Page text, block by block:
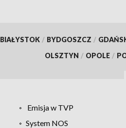
BIAŁYSTOK / BYDGOSZCZ /
OLSZTYN / OPOLE /
Emisja w TVP
System NOS